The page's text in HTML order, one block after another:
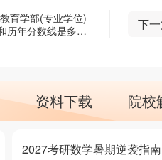
育学部(专业学位)
历年分数线是多
下
资料下载 院校
2027考研数学暑期逆袭指南